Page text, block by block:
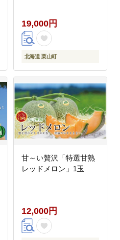
19,000円
北海道 栗山町
甘～い贅沢「特選甘熟
レッドメロン」1玉
12,000円